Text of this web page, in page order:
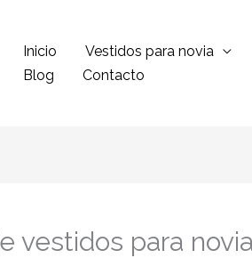
Inicio Vestidos para novia
Blog
Contacto
vestidos para